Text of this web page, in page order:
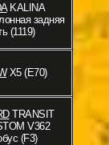
KALINA
задняя
(1119)
X5 (E70)
TRANSIT
V362
(F3)